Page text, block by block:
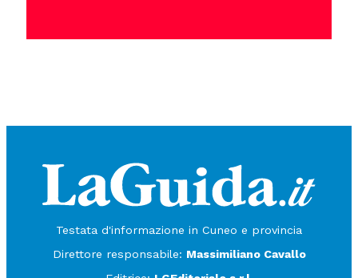
Testata d'informazione in Cuneo e provincia
Direttore responsabile: Massimiliano Cavallo